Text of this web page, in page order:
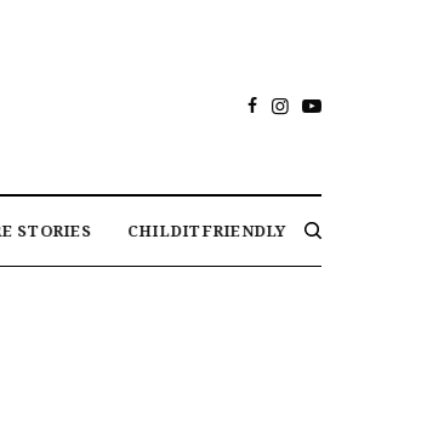
STORIES CHILDITFRIENDLY